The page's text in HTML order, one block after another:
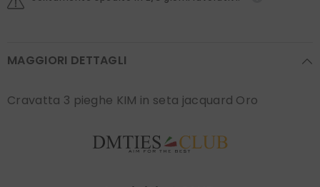
MAGGIORI DETTAGLI
Cravatta 3 pieghe KIM in seta jacquard Oro